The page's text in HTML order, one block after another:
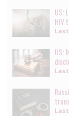
US:
HIV
US: